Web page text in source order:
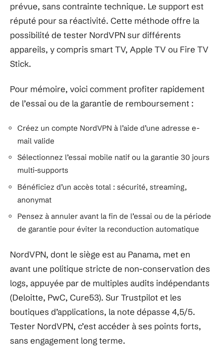
prévue, sans contrainte technique. Le support est
réputé pour sa réactivité. Cette méthode offre la
possibilité de tester NordVPN sur différents
appareils, y compris smart TV, Apple TV ou Fire TV
Stick.
Pour mémoire, voici comment profiter rapidement
de l’essai ou de la garantie de remboursement :
Créez un compte NordVPN à l’aide d’une adresse e-
mail valide
Sélectionnez l’essai mobile natif ou la garantie 30 jours
multi-supports
Bénéficiez d’un accès total : sécurité, streaming,
anonymat
Pensez à annuler avant la fin de l’essai ou de la période
de garantie pour éviter la reconduction automatique
NordVPN, dont le siège est au Panama, met en
avant une politique stricte de non-conservation des
logs, appuyée par de multiples audits indépendants
(Deloitte, PwC, Cure53). Sur Trustpilot et les
boutiques d’applications, la note dépasse 4,5/5.
Tester NordVPN, c’est accéder à ses points forts,
sans engagement long terme.